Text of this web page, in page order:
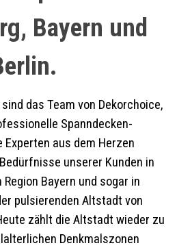
Bayern und
das Team von Dekorchoice,
Spanndecken-
aus dem Herzen
unserer Kunden in
Bayern und sogar in
pulsierenden Altstadt von
zählt die Altstadt wieder zu
Denkmalszonen